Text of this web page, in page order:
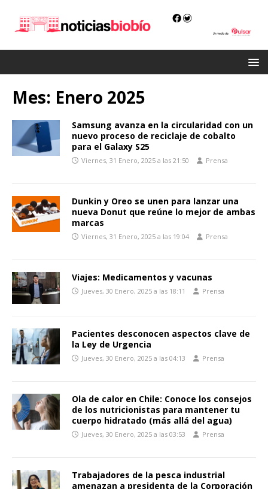
Mes: Enero 2025
Samsung avanza en la circularidad con un
nuevo proceso de reciclaje de cobalto
para el Galaxy S25
Viernes, 31 Enero, 2025 a las 21:50 Prensa
Dunkin y Oreo se unen para lanzar una
nueva Donut que reúne lo mejor de ambas
marcas
Viernes, 31 Enero, 2025 a las 19:04 Prensa
Viajes: Medicamentos y vacunas
Jueves, 30 Enero, 2025 a las 18:11 Prensa
Pacientes desconocen aspectos clave de
la Ley de Urgencia
Jueves, 30 Enero, 2025 a las 04:13 Prensa
Ola de calor en Chile: Conoce los consejos
de los nutricionistas para mantener tu
cuerpo hidratado (más allá del agua)
Jueves, 30 Enero, 2025 a las 03:53 Prensa
Trabajadores de la pesca industrial
amenazan a presidenta de la Corporación